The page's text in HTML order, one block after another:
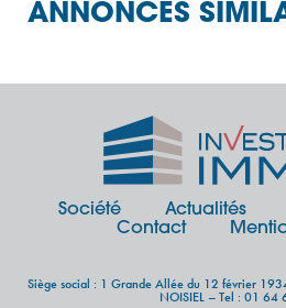
ANNONCES
Société Actualités
Contact
Siège social : 1 Grande Allée du 12 février
NOISIEL – Tel : 01 64